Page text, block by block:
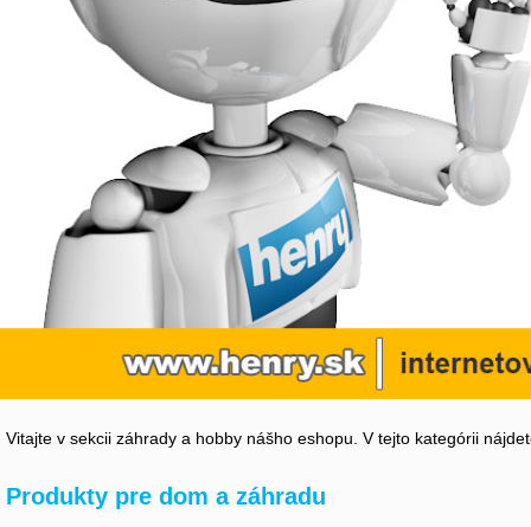
Vitajte v sekcii záhrady a hobby nášho eshopu. V tejto kategórii
Produkty pre dom a záhradu